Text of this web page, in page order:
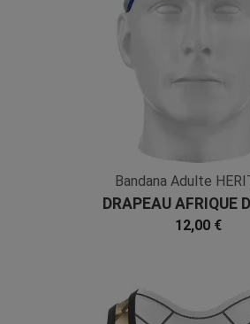
Bandana Adulte
DRAPEAU AFRIQUE
Multicolore Noir
12,00 €